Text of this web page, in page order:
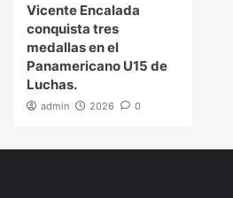
Vicente Encalada
conquista tres
medallas en el
Panamericano U15 de
Luchas.
admin 2026 0